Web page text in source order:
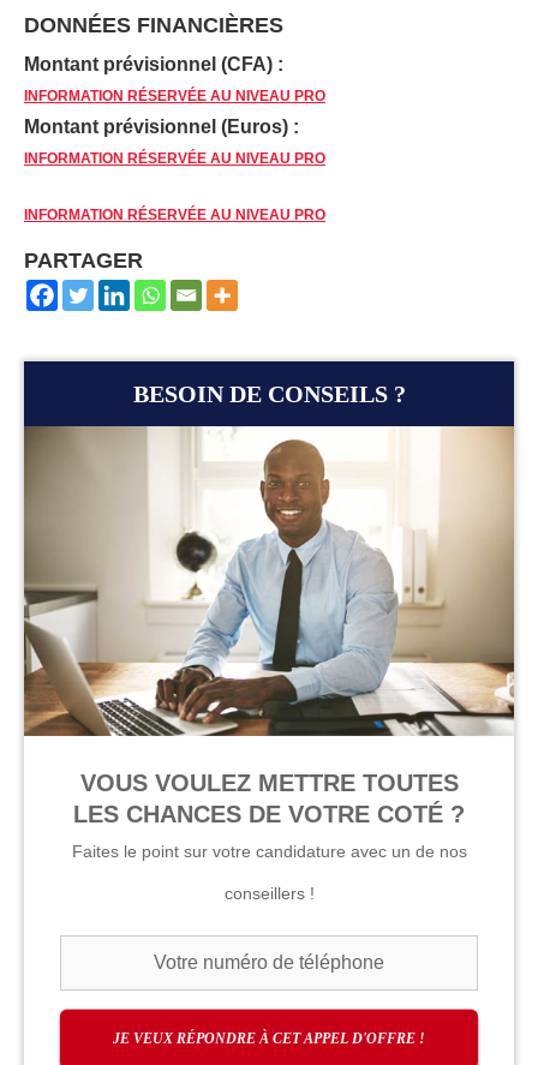
DONNÉES FINANCIÈRES
Montant prévisionnel (CFA) :
INFORMATION RÉSERVÉE AU NIVEAU PRO
Montant prévisionnel (Euros) :
INFORMATION RÉSERVÉE AU NIVEAU PRO
INFORMATION RÉSERVÉE AU NIVEAU PRO
PARTAGER
BESOIN DE CONSEILS ?
VOUS VOULEZ METTRE TOUTES
LES CHANCES DE VOTRE COTÉ ?
Faites le point sur votre candidature avec un de nos
conseillers !